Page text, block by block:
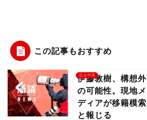
この記事もおすすめ
ニュース
伊藤敦樹、構想外
の可能性。現地メ
ディアが移籍模索
と報じる